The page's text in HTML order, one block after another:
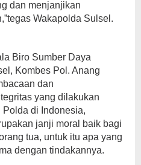
dan menjanjikan
Wakapolda Sulsel.
Biro Sumber Daya
Kombes Pol. Anang
dan
yang dilakukan
di Indonesia,
janji moral baik bagi
tua, untuk itu apa yang
dengan tindakannya.